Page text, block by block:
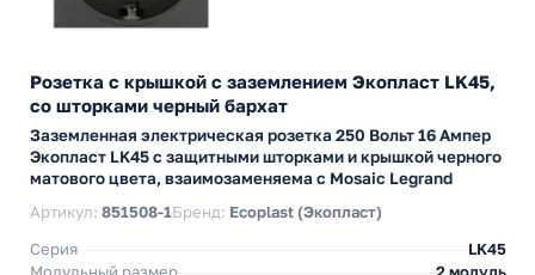
Розетка с крышкой с заземлением Экопласт LK45,
со шторками черный бархат
Заземленная электрическая розетка 250 Вольт 16 Ампер
Экопласт LK45 с защитными шторками и крышкой черного
матового цвета, взаимозаменяема с Mosaic Legrand
Артикул: 851508-1Бренд: Ecoplast (Экопласт)
Серия
LK45